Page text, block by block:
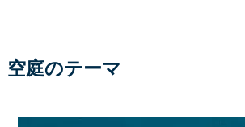
空庭のテーマ